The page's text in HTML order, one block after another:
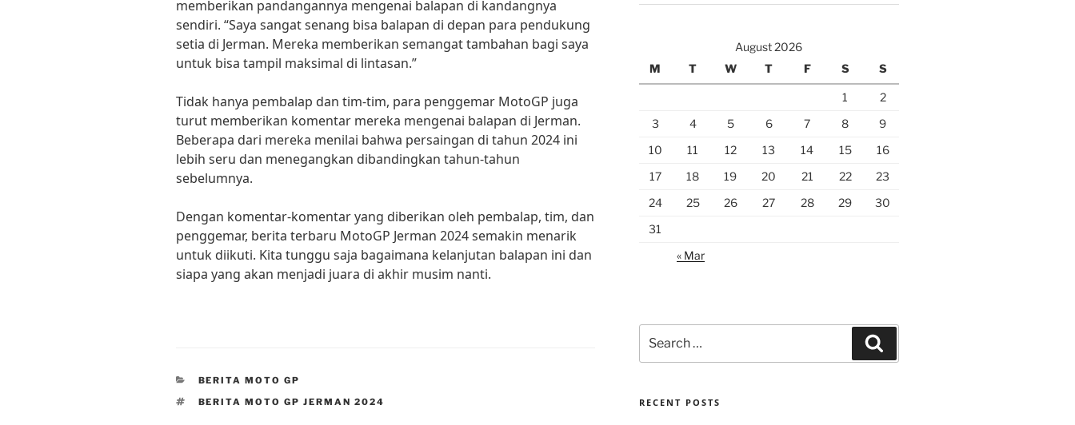
memberikan pandangannya mengenai balapan di kandangnya
sendiri. “Saya sangat senang bisa balapan di depan para pendukung
setia di Jerman. Mereka memberikan semangat tambahan bagi saya
untuk bisa tampil maksimal di lintasan.”
Tidak hanya pembalap dan tim-tim, para penggemar MotoGP juga
turut memberikan komentar mereka mengenai balapan di Jerman.
Beberapa dari mereka menilai bahwa persaingan di tahun 2024 ini
lebih seru dan menegangkan dibandingkan tahun-tahun
sebelumnya.
Dengan komentar-komentar yang diberikan oleh pembalap, tim, dan
penggemar, berita terbaru MotoGP Jerman 2024 semakin menarik
untuk diikuti. Kita tunggu saja bagaimana kelanjutan balapan ini dan
siapa yang akan menjadi juara di akhir musim nanti.
CATEGORIES
BERITA MOTO GP
TAGS
BERITA MOTO GP JERMAN 2024
August 2026
M
T W T F S S
1
2
3
4 5 6 7 8
9
10
11 12 13 14 15
16
17
18 19 20 21 22
23
24
25 26 27 28 29
30
31
« Mar
for:
RECENT POSTS